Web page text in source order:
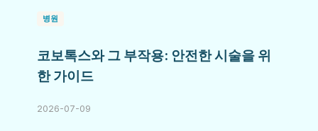
병원
코보톡스와 그 부작용: 안전한 시술을 위
한 가이드
2026-07-09